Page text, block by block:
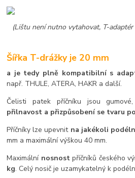
(Lištu není nutno vytahovat, T-
Šířka T-drážky je 20 mm
a je tedy plně kompatibilní s
např. THULE, ATERA, HAKR a další.
Čelisti patek příčníku jsou
přilnavost a přizpůsobení se tvaru
Příčníky lze upevnit na jakékoli
mm a maximální výškou 40 mm.
Maximální nosnostpříčníků českého
kg. Celý nosič je uzamykatelný k